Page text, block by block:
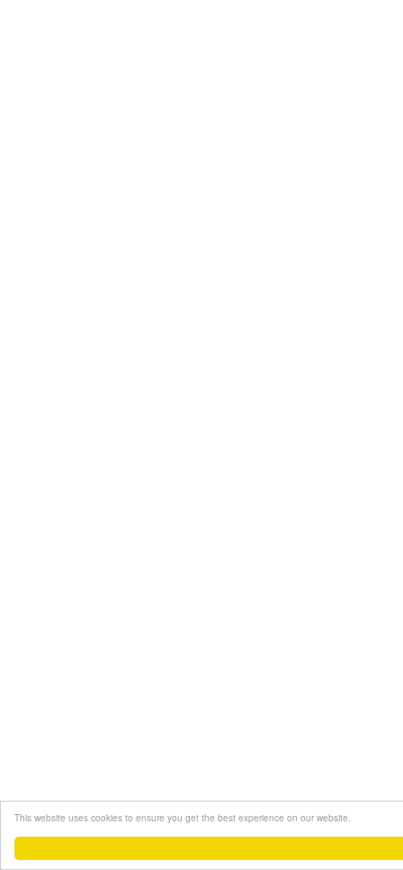
This website uses cookies to ensure you get the best experience on our website.